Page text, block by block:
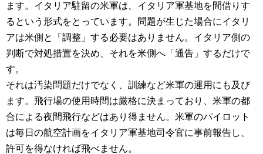
ます。イタリア駐留の米軍は、イタリア軍基地を間借りす
るという形式をとっています。問題が生じた場合にイタリ
アは米側と「調整」する必要はありません。イタリア側の
判断で対処措置を決め、それを米側へ「通告」するだけで
す。
それは汚染問題だけでなく、訓練など米軍の運用にも及び
ます。飛行場の使用時間は厳格に決まっており、米軍の都
合による夜間飛行などはあり得ません。米軍のパイロット
は毎日の航空計画をイタリア軍基地司令官に事前報告し、
許可を得なければ飛べません。